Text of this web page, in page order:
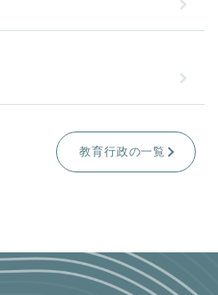
教育行政の一覧